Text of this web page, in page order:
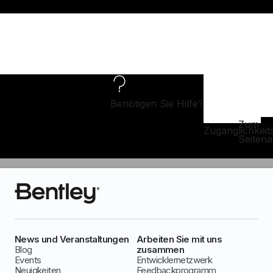
Benötigen Sie Hilfe?
Zum
News und Veranstaltungen
Blog
Events
Neuigkeiten
Arbeiten Sie mit uns
zusammen
Entwicklernetzwerk
Feedbackprogramm